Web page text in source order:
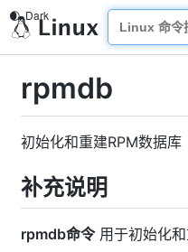
rpmdb
初始化和重建RPM数据库
补充说明
rpmdb命令用于初始化和